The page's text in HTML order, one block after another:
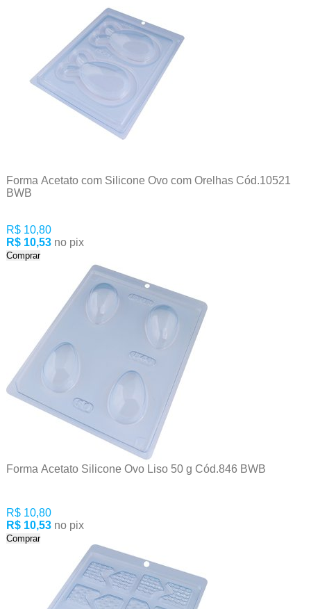
Forma Acetato com Silicone Ovo com Orelhas Cód.10521
BWB
R$ 10,80
R$ 10,53
no pix
Comprar
Forma Acetato Silicone Ovo Liso 50 g Cód.846 BWB
R$ 10,80
R$ 10,53
no pix
Comprar